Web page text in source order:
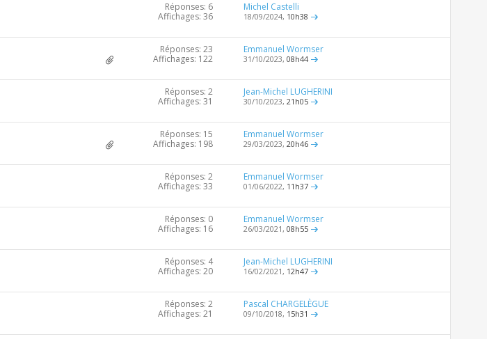
Réponses: 6
Affichages: 36
Michel Castelli
18/09/2024, 10h38
Réponses: 23
Affichages: 122
Emmanuel Wormser
31/10/2023,08h44
Réponses: 2
Affichages: 31
Jean-Michel LUGHERINI
30/10/2023,21h05
Réponses: 15
Affichages: 198
Emmanuel Wormser
29/03/2023,20h46
Réponses: 2
Affichages: 33
Emmanuel Wormser
01/06/2022, 11h37
Réponses: 0
Affichages: 16
Emmanuel Wormser
26/03/2021,08h55
Réponses: 4
Affichages: 20
Jean-Michel LUGHERINI
16/02/2021, 12h47
Réponses: 2
Affichages: 21
Pascal CHARGELÈGUE
09/10/2018, 15h31